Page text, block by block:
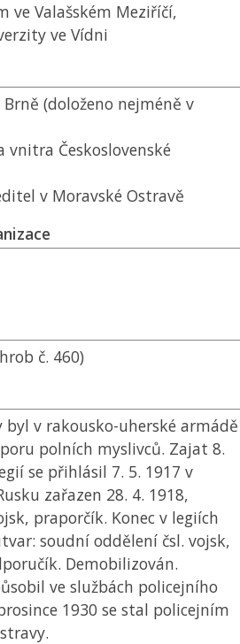
ve Valašském Meziříčí,
ve Vídni
(doloženo nejméně v
vnitra Československé
v Moravské Ostravě
č. 460)
v rakousko-uherské armádě
polních myslivců. Zajat 8.
se přihlásil 7. 5. 1917 v
zařazen 28. 4. 1918,
praporčík. Konec v legiích
soudní oddělení čsl. vojsk,
Demobilizován.
ve službách policejního
1930 se stal policejním